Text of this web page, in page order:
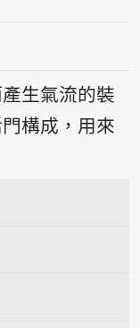
kuī
生氣流的裝
構成，用來